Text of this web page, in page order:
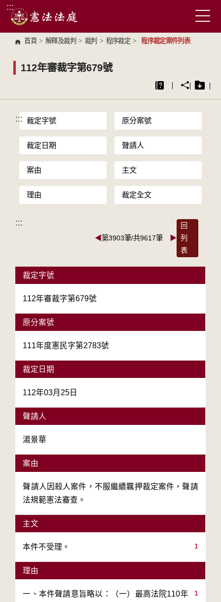
跳到主要內容區塊
:::
首頁 > 解釋及裁判 > 裁判 > 程序裁定 > 程序裁定案件列表
112年審裁字第679號
::: 裁定字號 原分案號
裁定日期 聲請人
案由 主文
理由 裁定全文
:::
◀第3903筆/共9617筆 ▶
回
列
表
裁定字號
112年審裁字第679號
原分案號
111年度憲民字第2783號
裁定日期
112年03月25日
聲請人
湯景華
案由
聲請人因殺人案件，不服繼續羈押裁定案件，聲請
法規範憲法審查。
主文
1
本件不受理。
理由
1
一、本件聲請意旨略以：（一）最高法院110年